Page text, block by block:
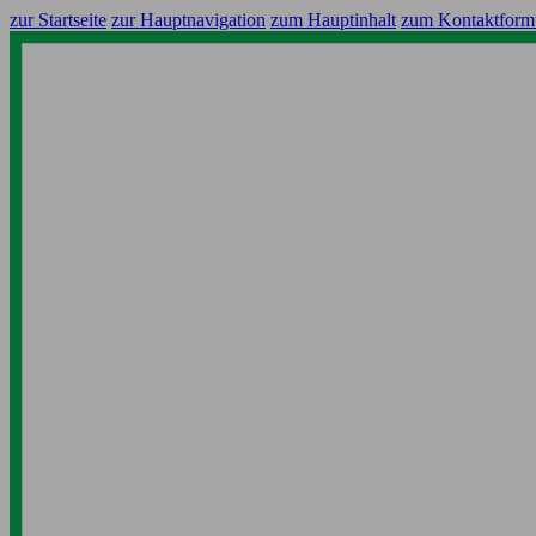
zur Startseite zur Hauptnavigation zum Hauptinhalt zum